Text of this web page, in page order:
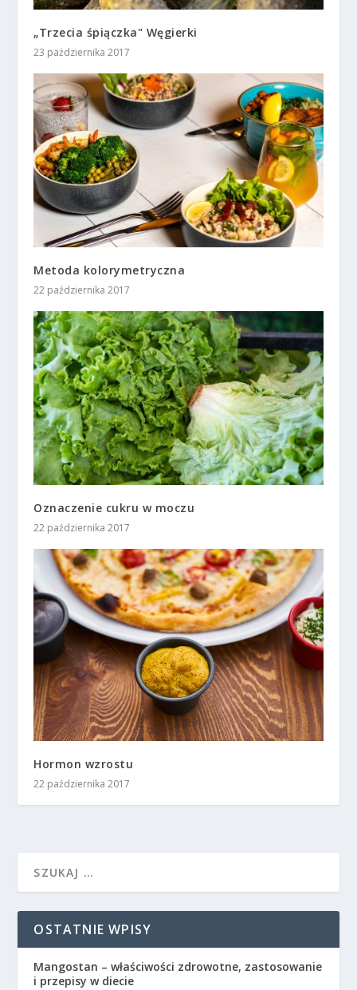
„Trzecia śpiączka" Węgierki
23 października 2017
Metoda kolorymetryczna
22 października 2017
Oznaczenie cukru w moczu
22 października 2017
Hormon wzrostu
22 października 2017
OSTATNIE WPISY
Mangostan – właściwości zdrowotne, zastosowanie
i przepisy w diecie